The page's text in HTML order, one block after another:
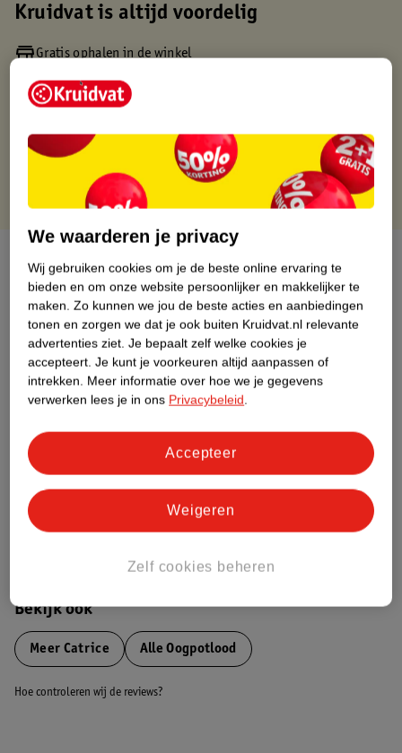
Kruidvat is altijd voordelig
Gratis ophalen in de winkel
Gratis thuisbezorgd vanaf 50.00
Gratis punten met je Kruidvat kaart
Over dit product
Productinformatie
Etiketinformatie
Nature Impact Score
Dit product heeft (nog) geen Nature
Impact Score.
Bekijk ook
Meer Catrice Alle Oogpotlood
Hoe controleren wij de reviews?
We waarderen je privacy
Wij gebruiken cookies om je de beste online ervaring te
bieden en om onze website persoonlijker en makkelijker te
maken. Zo kunnen we jou de beste acties en aanbiedingen
tonen en zorgen we dat je ook buiten Kruidvat.nl relevante
advertenties ziet. Je bepaalt zelf welke cookies je
accepteert. Je kunt je voorkeuren altijd aanpassen of
intrekken. Meer informatie over hoe we je gegevens
verwerken lees je in ons Privacybeleid.
Zelf cookies beheren
Weigeren
Accepteer